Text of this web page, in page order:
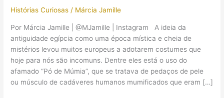
Histórias Curiosas / Márcia Jamille
Por Márcia Jamille | @MJamille | Instagram A ideia da
antiguidade egípcia como uma época mística e cheia de
mistérios levou muitos europeus a adotarem costumes que
hoje para nós são incomuns. Dentre eles está o uso do
afamado “Pó de Múmia”, que se tratava de pedaços de pele
ou músculo de cadáveres humanos mumificados que eram […]